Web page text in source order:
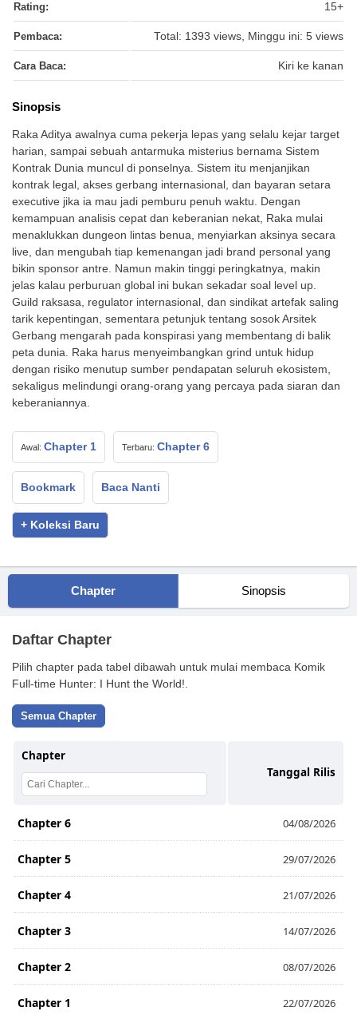
Rating: 15+
Pembaca: Total: 1393 views, Minggu ini: 5 views
Cara Baca: Kiri ke kanan
Sinopsis
Raka Aditya awalnya cuma pekerja lepas yang selalu kejar target
harian, sampai sebuah antarmuka misterius bernama Sistem
Kontrak Dunia muncul di ponselnya. Sistem itu menjanjikan
kontrak legal, akses gerbang internasional, dan bayaran setara
executive jika ia mau jadi pemburu penuh waktu. Dengan
kemampuan analisis cepat dan keberanian nekat, Raka mulai
menaklukkan dungeon lintas benua, menyiarkan aksinya secara
live, dan mengubah tiap kemenangan jadi brand personal yang
bikin sponsor antre. Namun makin tinggi peringkatnya, makin
jelas kalau perburuan global ini bukan sekadar soal level up.
Guild raksasa, regulator internasional, dan sindikat artefak saling
tarik kepentingan, sementara petunjuk tentang sosok Arsitek
Gerbang mengarah pada konspirasi yang membentang di balik
peta dunia. Raka harus menyeimbangkan grind untuk hidup
dengan risiko menutup sumber pendapatan seluruh ekosistem,
sekaligus melindungi orang-orang yang percaya pada siaran dan
keberaniannya.
Awal: Chapter 1 Terbaru: Chapter 6
Bookmark Baca Nanti
+ Koleksi Baru
Chapter Sinopsis
Daftar Chapter
Pilih chapter pada tabel dibawah untuk mulai membaca Komik
Full-time Hunter: I Hunt the World!.
Semua Chapter
Chapter
Tanggal Rilis
Chapter 6 04/08/2026
Chapter 5 29/07/2026
Chapter 4 21/07/2026
Chapter 3 14/07/2026
Chapter 2 08/07/2026
Chapter 1 22/07/2026